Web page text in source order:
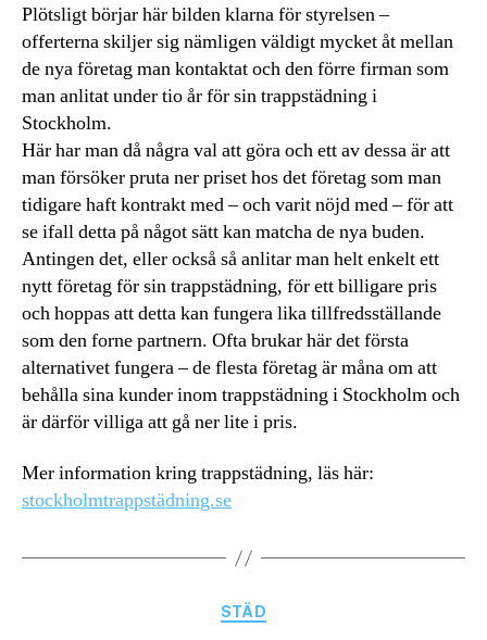
Plötsligt börjar här bilden klarna för styrelsen –
offerterna skiljer sig nämligen väldigt mycket åt mellan
de nya företag man kontaktat och den förre firman som
man anlitat under tio år för sin trappstädning i
Stockholm.
Här har man då några val att göra och ett av dessa är att
man försöker pruta ner priset hos det företag som man
tidigare haft kontrakt med – och varit nöjd med – för att
se ifall detta på något sätt kan matcha de nya buden.
Antingen det, eller också så anlitar man helt enkelt ett
nytt företag för sin trappstädning, för ett billigare pris
och hoppas att detta kan fungera lika tillfredsställande
som den forne partnern. Ofta brukar här det första
alternativet fungera – de flesta företag är måna om att
behålla sina kunder inom trappstädning i Stockholm och
är därför villiga att gå ner lite i pris.
Mer information kring trappstädning, läs här:
stockholmtrappstädning.se
Kategorier
STÄD